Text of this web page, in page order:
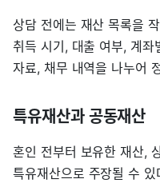
상담 전에는 재산 목록을
취득 시기, 대출 여부, 계좌
자료, 채무 내역을 나누어
특유재산과 공동재산
혼인 전부터 보유한 재산,
특유재산으로 주장될 수